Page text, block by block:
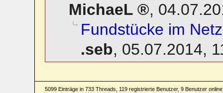
MichaeL
,
Fundstücke im
.seb, 05.07.2014,
5099 Einträge in 733 Threads, 119 registrierte Benutzer, 9 Benutzer